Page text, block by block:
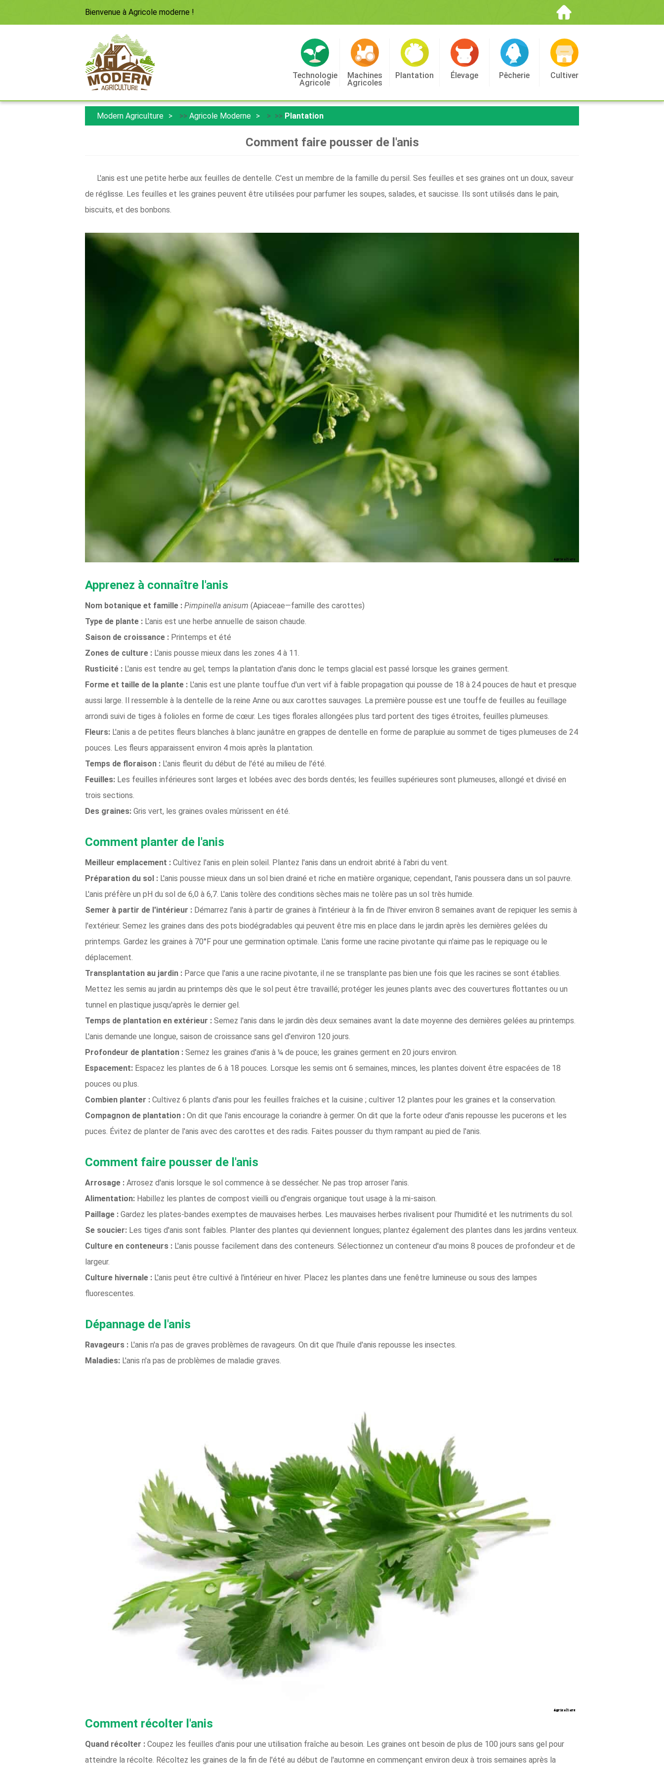
Bienvenue à Agricole moderne !
Technologie
Agricole
Machines
Agricoles
Plantation Élevage Pêcherie Cultiver
Modern Agriculture >> Agricole Moderne > >> Plantation
Comment faire pousser de l'anis
L'anis est une petite herbe aux feuilles de dentelle. C'est un membre de la famille du persil. Ses feuilles et ses graines ont un doux, saveur
de réglisse. Les feuilles et les graines peuvent être utilisées pour parfumer les soupes, salades, et saucisse. Ils sont utilisés dans le pain,
biscuits, et des bonbons.
Apprenez à connaître l'anis
Nom botanique et famille : Pimpinella anisum (Apiaceae—famille des carottes)
Type de plante : L'anis est une herbe annuelle de saison chaude.
Saison de croissance : Printemps et été
Zones de culture : L'anis pousse mieux dans les zones 4 à 11.
Rusticité : L'anis est tendre au gel; temps la plantation d'anis donc le temps glacial est passé lorsque les graines germent.
Forme et taille de la plante : L'anis est une plante touffue d'un vert vif à faible propagation qui pousse de 18 à 24 pouces de haut et presque
aussi large. Il ressemble à la dentelle de la reine Anne ou aux carottes sauvages. La première pousse est une touffe de feuilles au feuillage
arrondi suivi de tiges à folioles en forme de cœur. Les tiges florales allongées plus tard portent des tiges étroites, feuilles plumeuses.
Fleurs: L'anis a de petites fleurs blanches à blanc jaunâtre en grappes de dentelle en forme de parapluie au sommet de tiges plumeuses de 24
pouces. Les fleurs apparaissent environ 4 mois après la plantation.
Temps de floraison : L'anis fleurit du début de l'été au milieu de l'été.
Feuilles: Les feuilles inférieures sont larges et lobées avec des bords dentés; les feuilles supérieures sont plumeuses, allongé et divisé en
trois sections.
Des graines: Gris vert, les graines ovales mûrissent en été.
Comment planter de l'anis
Meilleur emplacement : Cultivez l'anis en plein soleil. Plantez l'anis dans un endroit abrité à l'abri du vent.
Préparation du sol : L'anis pousse mieux dans un sol bien drainé et riche en matière organique; cependant, l'anis poussera dans un sol pauvre.
L'anis préfère un pH du sol de 6,0 à 6,7. L'anis tolère des conditions sèches mais ne tolère pas un sol très humide.
Semer à partir de l'intérieur : Démarrez l'anis à partir de graines à l'intérieur à la fin de l'hiver environ 8 semaines avant de repiquer les semis à
l'extérieur. Semez les graines dans des pots biodégradables qui peuvent être mis en place dans le jardin après les dernières gelées du
printemps. Gardez les graines à 70°F pour une germination optimale. L'anis forme une racine pivotante qui n'aime pas le repiquage ou le
déplacement.
Transplantation au jardin : Parce que l'anis a une racine pivotante, il ne se transplante pas bien une fois que les racines se sont établies.
Mettez les semis au jardin au printemps dès que le sol peut être travaillé; protéger les jeunes plants avec des couvertures flottantes ou un
tunnel en plastique jusqu'après le dernier gel.
Temps de plantation en extérieur : Semez l'anis dans le jardin dès deux semaines avant la date moyenne des dernières gelées au printemps.
L'anis demande une longue, saison de croissance sans gel d'environ 120 jours.
Profondeur de plantation : Semez les graines d'anis à ¼ de pouce; les graines germent en 20 jours environ.
Espacement: Espacez les plantes de 6 à 18 pouces. Lorsque les semis ont 6 semaines, minces, les plantes doivent être espacées de 18
pouces ou plus.
Combien planter : Cultivez 6 plants d'anis pour les feuilles fraîches et la cuisine ; cultiver 12 plantes pour les graines et la conservation.
Compagnon de plantation : On dit que l'anis encourage la coriandre à germer. On dit que la forte odeur d'anis repousse les pucerons et les
puces. Évitez de planter de l'anis avec des carottes et des radis. Faites pousser du thym rampant au pied de l'anis.
Comment faire pousser de l'anis
Arrosage : Arrosez d'anis lorsque le sol commence à se dessécher. Ne pas trop arroser l'anis.
Alimentation: Habillez les plantes de compost vieilli ou d'engrais organique tout usage à la mi-saison.
Paillage : Gardez les plates-bandes exemptes de mauvaises herbes. Les mauvaises herbes rivalisent pour l'humidité et les nutriments du sol.
Se soucier: Les tiges d'anis sont faibles. Planter des plantes qui deviennent longues; plantez également des plantes dans les jardins venteux.
Culture en conteneurs : L'anis pousse facilement dans des conteneurs. Sélectionnez un conteneur d'au moins 8 pouces de profondeur et de
largeur.
Culture hivernale : L'anis peut être cultivé à l'intérieur en hiver. Placez les plantes dans une fenêtre lumineuse ou sous des lampes
fluorescentes.
Dépannage de l'anis
Ravageurs : L'anis n'a pas de graves problèmes de ravageurs. On dit que l'huile d'anis repousse les insectes.
Maladies: L'anis n'a pas de problèmes de maladie graves.
Comment récolter l'anis
Quand récolter : Coupez les feuilles d'anis pour une utilisation fraîche au besoin. Les graines ont besoin de plus de 100 jours sans gel pour
atteindre la récolte. Récoltez les graines de la fin de l'été au début de l'automne en commençant environ deux à trois semaines après la